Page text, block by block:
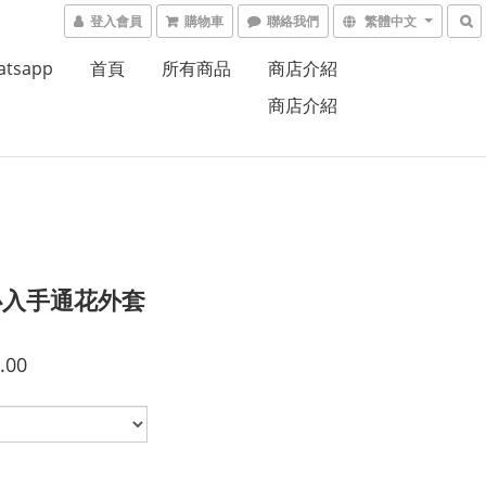
登入會員 購物車 聯絡我們 繁體中文
首頁 所有商品
商店介紹
商店介紹
手通花外套